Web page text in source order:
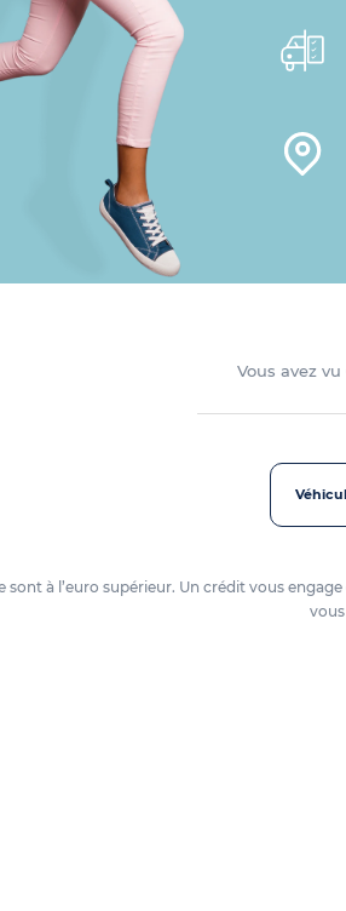
Vous avez vu
sont à l’euro supérieur. Un crédit vous